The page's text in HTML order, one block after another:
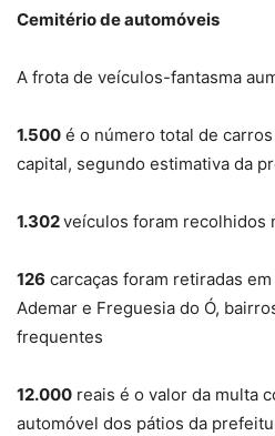
Cemitério de automóveis
A frota de veículos-fantasma
1.500 é o número total de
capital, segundo estimativa da
1.302veículos foram recolhidos
126 carcaças foram retiradas
Ademar e Freguesia do Ó,
frequentes
12.000 reais é o valor da multa
automóvel dos pátios da